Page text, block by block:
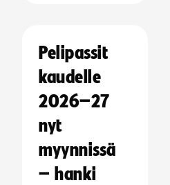
Pelipassit
kaudelle
2026–27
nyt
myynnissä
– hanki